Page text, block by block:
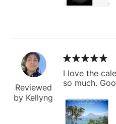
Reviewed
by Kellyng
I love the
so much.